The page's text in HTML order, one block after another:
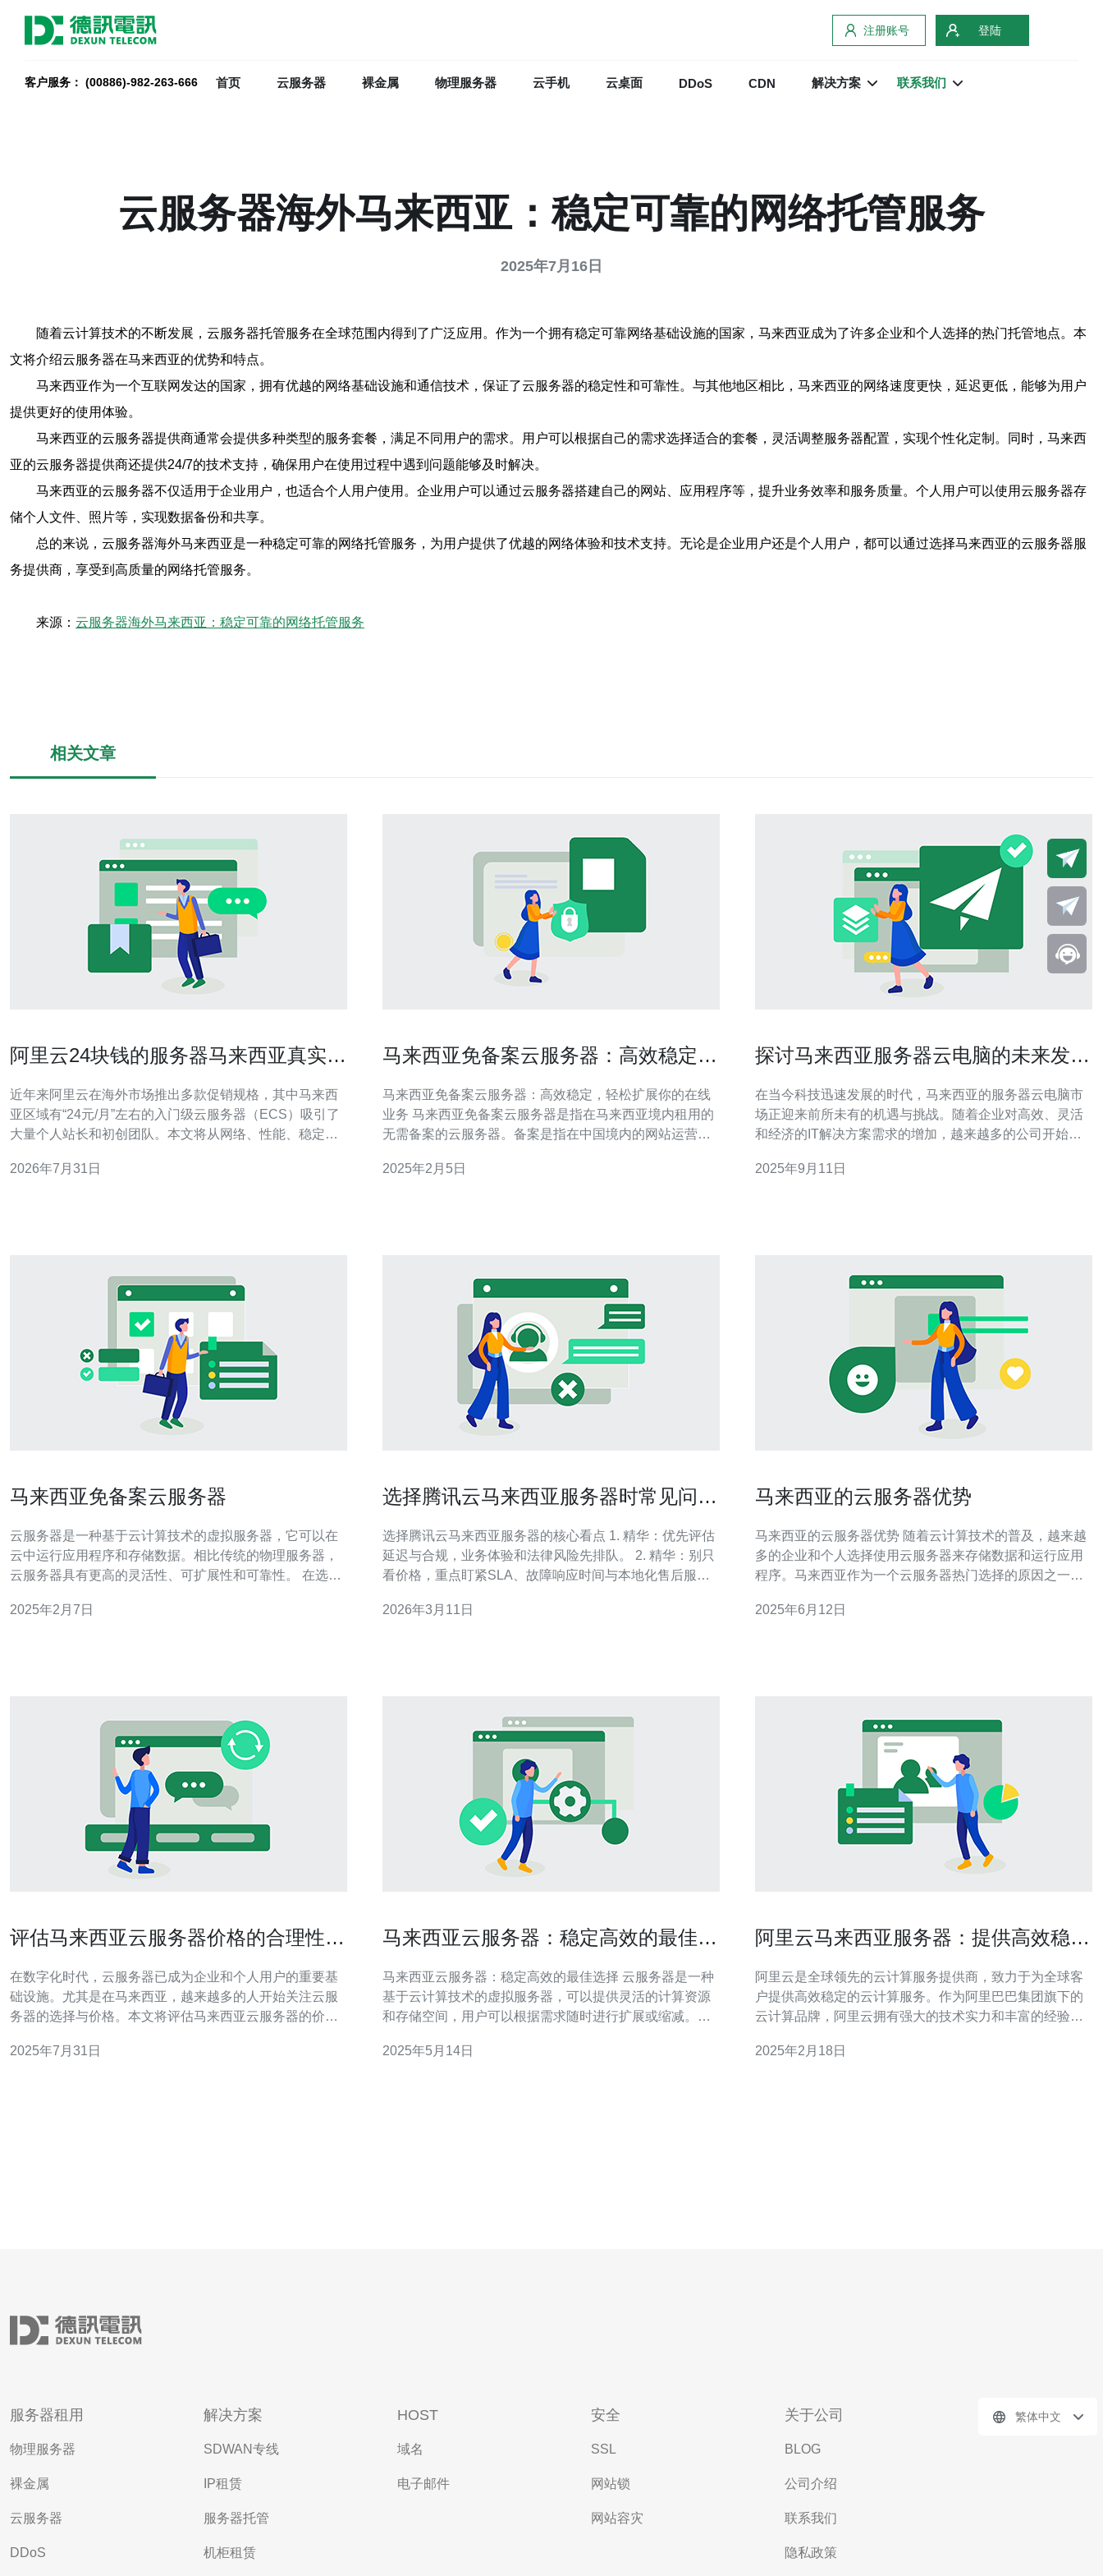
注册账号 登陆
客户服务： (00886)-982-263-666 首页 云服务器 裸金属 物理服务器 云手机 云桌面 DDoS CDN 解决方案 联系我们
云服务器海外马来西亚：稳定可靠的网络托管服务
2025年7月16日
随着云计算技术的不断发展，云服务器托管服务在全球范围内得到了广泛应用。作为一个拥有稳定可靠网络基础设施的国家，马来西亚成为了许多企业和个人选择的热门托管地点。本
文将介绍云服务器在马来西亚的优势和特点。
马来西亚作为一个互联网发达的国家，拥有优越的网络基础设施和通信技术，保证了云服务器的稳定性和可靠性。与其他地区相比，马来西亚的网络速度更快，延迟更低，能够为用户
提供更好的使用体验。
马来西亚的云服务器提供商通常会提供多种类型的服务套餐，满足不同用户的需求。用户可以根据自己的需求选择适合的套餐，灵活调整服务器配置，实现个性化定制。同时，马来西
亚的云服务器提供商还提供24/7的技术支持，确保用户在使用过程中遇到问题能够及时解决。
马来西亚的云服务器不仅适用于企业用户，也适合个人用户使用。企业用户可以通过云服务器搭建自己的网站、应用程序等，提升业务效率和服务质量。个人用户可以使用云服务器存
储个人文件、照片等，实现数据备份和共享。
总的来说，云服务器海外马来西亚是一种稳定可靠的网络托管服务，为用户提供了优越的网络体验和技术支持。无论是企业用户还是个人用户，都可以通过选择马来西亚的云服务器服
务提供商，享受到高质量的网络托管服务。
来源： 云服务器海外马来西亚：稳定可靠的网络托管服务
相关文章
阿里云24块钱的服务器马来西亚真实适
近年来阿里云在海外市场推出多款促销规格，其中马来西
亚区域有“24元/月”左右的入门级云服务器（ECS）吸引了
大量个人站长和初创团队。本文将从网络、性能、稳定
实际需求，给出购买建议与最佳实践。 首先看硬件与网络
2026年7月31日
马来西亚免备案云服务器：高效稳定，
马来西亚免备案云服务器：高效稳定，轻松扩展你的在线
业务 马来西亚免备案云服务器是指在马来西亚境内租用的
无需备案的云服务器。备案是指在中国境内的网站运营者
而，对于一些海外运营的网站来说，备案是一个繁琐的过
2025年2月5日
探讨马来西亚服务器云电脑的未来发展
在当今科技迅速发展的时代，马来西亚的服务器云电脑市
场正迎来前所未有的机遇与挑战。随着企业对高效、灵活
和经济的IT解决方案需求的增加，越来越多的公司开始关
的解决方案成为了关键。本文将深入探讨马来西亚服务器
2025年9月11日
马来西亚免备案云服务器
云服务器是一种基于云计算技术的虚拟服务器，它可以在
云中运行应用程序和存储数据。相比传统的物理服务器，
云服务器具有更高的灵活性、可扩展性和可靠性。 在选择
大陆地区运营的网站必须向相关部门进行备案登记，否则
2025年2月7日
选择腾讯云马来西亚服务器时常见问题
选择腾讯云马来西亚服务器的核心看点 1. 精华：优先评估
延迟与合规，业务体验和法律风险先排队。 2. 精华：别只
看价格，重点盯紧SLA、故障响应时间与本地化售后服务
核实备份/快照与网络质量。 在选择腾讯云马来西亚服务器
2026年3月11日
马来西亚的云服务器优势
马来西亚的云服务器优势 随着云计算技术的普及，越来越
多的企业和个人选择使用云服务器来存储数据和运行应用
程序。马来西亚作为一个云服务器热门选择的原因之一是
近新加坡、印度尼西亚等亚洲的重要国家和地区。这使得
2025年6月12日
评估马来西亚云服务器价格的合理性与
在数字化时代，云服务器已成为企业和个人用户的重要基
础设施。尤其是在马来西亚，越来越多的人开始关注云服
务器的选择与价格。本文将评估马来西亚云服务器的价格
策。 首先，云服务器的价格受到多个因素的影响，包括服
2025年7月31日
马来西亚云服务器：稳定高效的最佳选
马来西亚云服务器：稳定高效的最佳选择 云服务器是一种
基于云计算技术的虚拟服务器，可以提供灵活的计算资源
和存储空间，用户可以根据需求随时进行扩展或缩减。马
高效性备受用户青睐。 马来西亚云服务器具有以下优势：
2025年5月14日
阿里云马来西亚服务器：提供高效稳定
阿里云是全球领先的云计算服务提供商，致力于为全球客
户提供高效稳定的云计算服务。作为阿里巴巴集团旗下的
云计算品牌，阿里云拥有强大的技术实力和丰富的经验，
西亚服务器在马来西亚地区拥有优越的地理位置和完善的
2025年2月18日
服务器租用
物理服务器
裸金属
云服务器
DDoS
解决方案
SDWAN专线
IP租赁
服务器托管
机柜租赁
HOST
域名
电子邮件
安全
SSL
网站锁
网站容灾
关于公司
BLOG
公司介绍
联系我们
隐私政策
繁体中文